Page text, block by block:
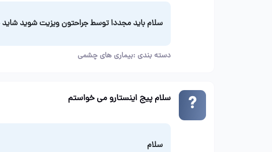
سلام باید مجددا توسط جراحتون ویزیت شوید شاید
دسته بندی :بیماری های چشمی
سلام پیج اینستارو می خواستم
سلام